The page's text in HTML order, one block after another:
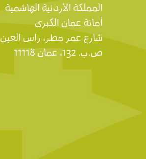
المملكة الأردنية الهاشمية
أمانة عمان الكبرى
شارع عمر مطر, راس العين
ص.ب. 132, عمان 11118